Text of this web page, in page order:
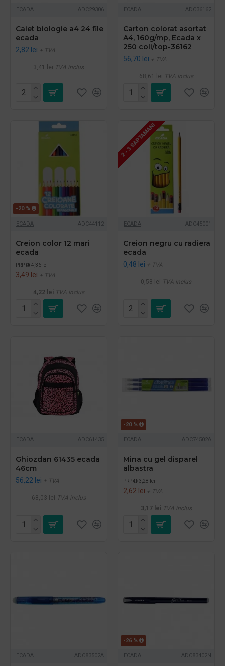
ECADA ADC29306
Caiet biologie a4 24 file
ecada
2,82 lei + TVA
3,41 lei TVA inclus
ECADA ADC36162
Carton colorat asortat
A4, 160g/mp, Ecada x
250 coli/top-36162
56,70 lei + TVA
68,61 lei TVA inclus
-20 %
ECADA ADC44112
Creion color 12 mari
ecada
PRP 4,36 lei
3,49 lei + TVA
4,22 lei TVA inclus
2 - 3 SAPTAMANI
ECADA ADC45001
Creion negru cu radiera
ecada
0,48 lei + TVA
0,58 lei TVA inclus
ECADA ADC61435
Ghiozdan 61435 ecada
46cm
56,22 lei + TVA
68,03 lei TVA inclus
-20 %
ECADA ADC74502A
Mina cu gel disparel
albastra
PRP 3,28 lei
2,62 lei + TVA
3,17 lei TVA inclus
ECADA ADC83502A
-26 %
ECADA ADC83402N